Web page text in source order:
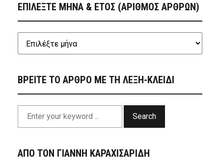
ΕΠΙΛΕΞΤΕ ΜΗΝΑ & ΕΤΟΣ (ΑΡΙΘΜΟΣ ΑΡΘΡΩΝ)
ΒΡΕΙΤΕ ΤΟ ΑΡΘΡΟ ΜΕ ΤΗ ΛΕΞΗ-ΚΛΕΙΔΙ
Search
ΑΠΟ ΤΟΝ ΓΙΑΝΝΗ ΚΑΡΑΧΙΣΑΡΙΔΗ